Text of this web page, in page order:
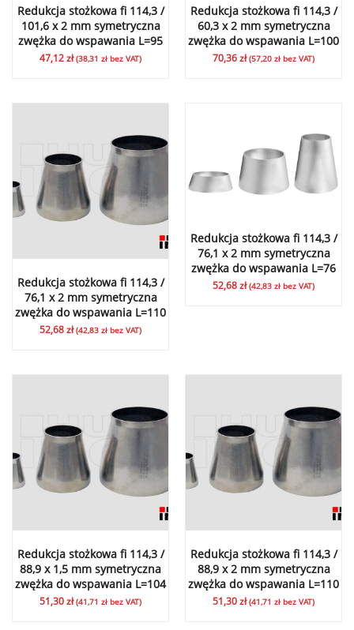
Redukcja stożkowa fi 114,3 /
101,6 x 2 mm symetryczna
zwężka do wspawania L=95
47,12zł (38,31 zł bez VAT)
Redukcja stożkowa fi 114,3 /
60,3 x 2 mm symetryczna
zwężka do wspawania L=100
70,36zł (57,20 zł bez VAT)
Redukcja stożkowa fi 114,3 /
76,1 x 2 mm symetryczna
zwężka do wspawania L=110
52,68zł (42,83 zł bez VAT)
Redukcja stożkowa fi 114,3 /
76,1 x 2 mm symetryczna
zwężka do wspawania L=76
52,68zł (42,83 zł bez VAT)
Redukcja stożkowa fi 114,3 /
88,9 x 1,5 mm symetryczna
zwężka do wspawania L=104
51,30zł (41,71 zł bez VAT)
Redukcja stożkowa fi 114,3 /
88,9 x 2 mm symetryczna
zwężka do wspawania L=110
51,30zł (41,71 zł bez VAT)